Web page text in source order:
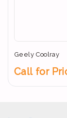
Geely Coolray
Call for